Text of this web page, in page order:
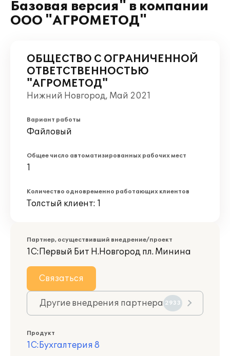
Базовая версия" в компании
ООО "АГРОМЕТОД"
ОБЩЕСТВО С ОГРАНИЧЕННОЙ
ОТВЕТСТВЕННОСТЬЮ
"АГРОМЕТОД"
Нижний Новгород, Май 2021
Вариант работы
Файловый
Общее число автоматизированных рабочих мест
1
Количество одновременно работающих клиентов
Толстый клиент: 1
Партнер, осуществивший внедрение/проект
1С:Первый Бит Н.Новгород пл. Минина
Связаться
Другие внедрения партнера 2933
Продукт
1С:Бухгалтерия 8